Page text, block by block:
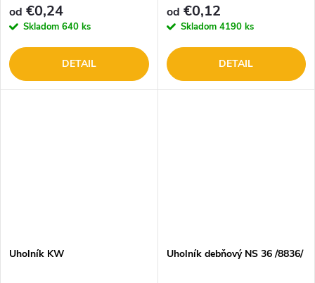
od €0,24
Skladom 640 ks
DETAIL
od €0,12
Skladom 4190 ks
DETAIL
Uholník KW Uholník debňový NS 36 /8836/